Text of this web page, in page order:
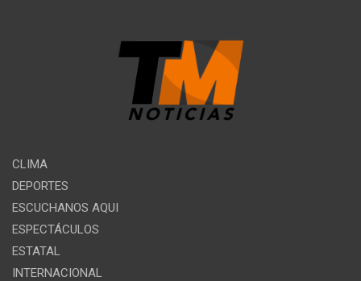
CLIMA
DEPORTES
ESCUCHANOS AQUI
ESPECTÁCULOS
ESTATAL
INTERNACIONAL